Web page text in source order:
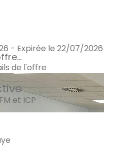
- Expirée le 22/07/2026
de l'offre
et ICP